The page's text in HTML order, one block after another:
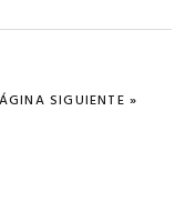
SIGUIENTE »